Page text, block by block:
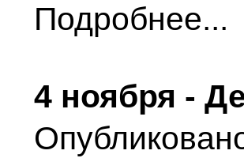
Подробнее...
4 ноября -